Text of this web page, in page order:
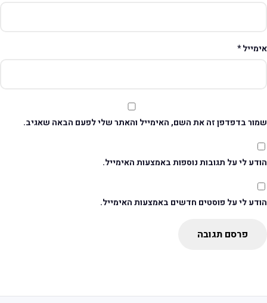
*
בדפדפן זה את השם, האימייל והאתר שלי לפעם הבאה שאגיב.
לי על תגובות נוספות באמצעות האימייל.
לי על פוסטים חדשים באמצעות האימייל.
פרסם תגובה